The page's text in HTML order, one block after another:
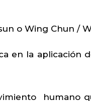
o Wing Chun /
en la aplicación
humano